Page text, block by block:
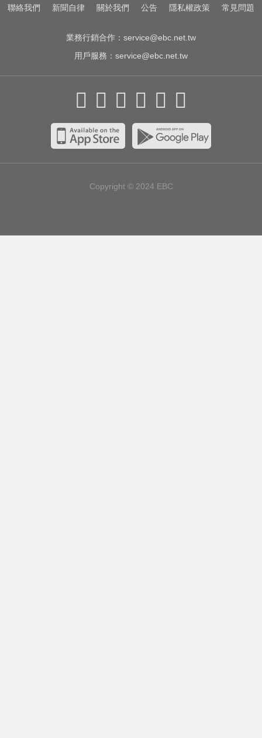
她砸錢演女主「60場吻戲狂伸舌」
聯絡我們 新聞自律 關於我們 公告 隱私權政策 常見問題
業務行銷合作： service@ebc.net.tw
用戶服務： service@ebc.net.tw
Copyright © 2024 EBC